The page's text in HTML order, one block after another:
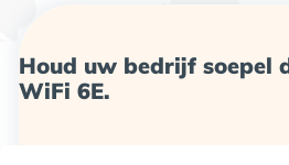
Houd uw bedrijf soepel
WiFi 6E.